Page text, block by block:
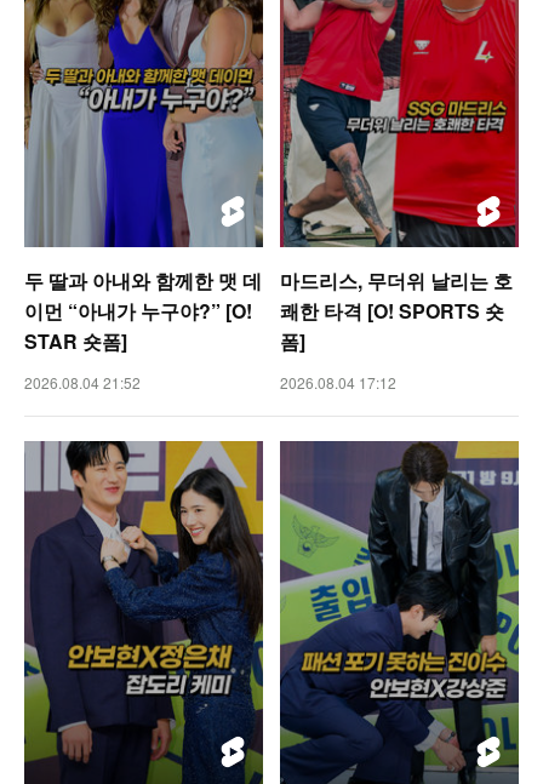
두 딸과 아내와 함께한 맷 데
이먼 “아내가 누구야?” [O!
STAR 숏폼]
2026.08.04 21:52
마드리스, 무더위 날리는 호
쾌한 타격 [O! SPORTS 숏
폼]
2026.08.04 17:12